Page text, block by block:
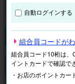
申し訳ございません
自動ログインする
組合員コードが
組合員コード10桁は、
イントカードで確認で
・お店のポイントカー